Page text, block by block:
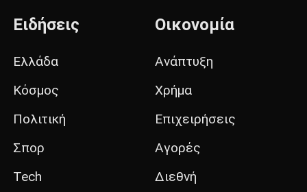
Ειδήσεις
Ελλάδα
Κόσμος
Πολιτική
Σπορ
Tech
Οικονομία
Ανάπτυξη
Χρήμα
Επιχειρήσεις
Αγορές
Διεθνή